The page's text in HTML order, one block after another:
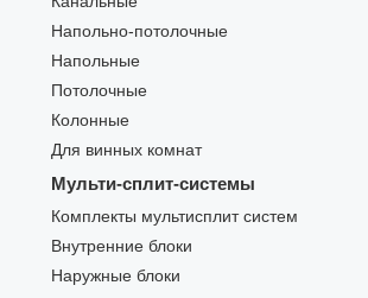
Напольно-потолочные
Напольные
Потолочные
Колонные
Для винных комнат
Мульти-сплит-системы
Комплекты мультисплит систем
Внутренние блоки
Наружные блоки